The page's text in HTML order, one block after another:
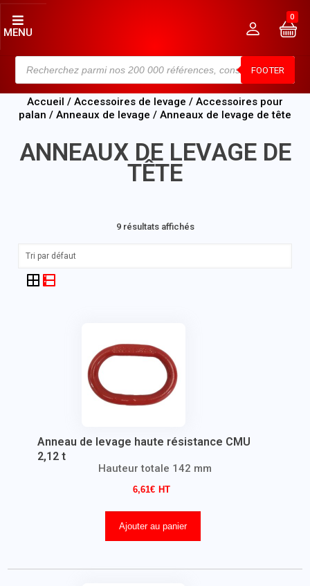
FOOTER
0
MENU
Accueil / Accessoires de levage / Accessoires pour
palan / Anneaux de levage / Anneaux de levage de tête
ANNEAUX DE LEVAGE DE
TÊTE
9 résultats affichés
Anneau de levage haute résistance CMU
2,12 t
Hauteur totale 142 mm
6,61€
Ajouter au panier